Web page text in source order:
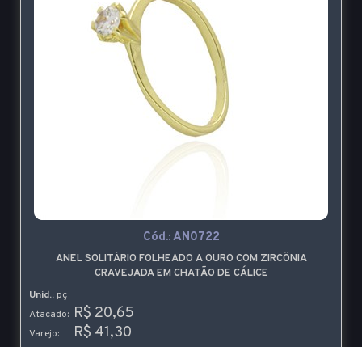
Cód.:AN0722
ANEL SOLITÁRIO FOLHEADO A OURO COM ZIRCÔNIA
CRAVEJADA EM CHATÃO DE CÁLICE
Unid.: pç
Atacado: R$ 20,65
Varejo: R$ 41,30